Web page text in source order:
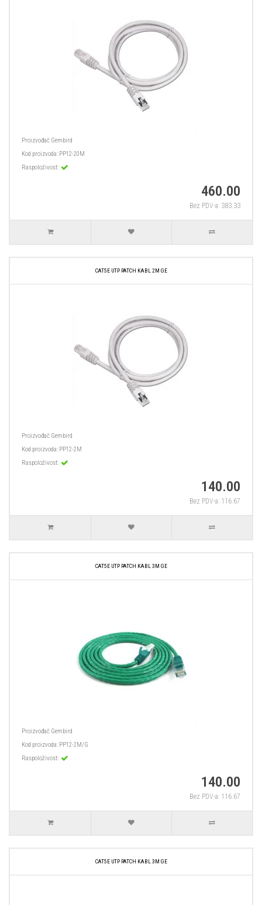
Proizvođač Gembird
Kod proizvoda: PP12-20M
Raspoloživost:
460.00
Bez PDV-a: 383.33
CAT5E UTP PATCH KABL 2M GE
Proizvođač Gembird
Kod proizvoda: PP12-2M
Raspoloživost:
140.00
Bez PDV-a: 116.67
CAT5E UTP PATCH KABL 3M GE
Proizvođač Gembird
Kod proizvoda: PP12-2M/G
Raspoloživost:
140.00
Bez PDV-a: 116.67
CAT5E UTP PATCH KABL 3M GE